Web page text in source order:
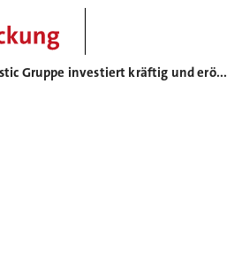
Logo-Plastic Gruppe investiert kräftig und eröffnet neue Halle